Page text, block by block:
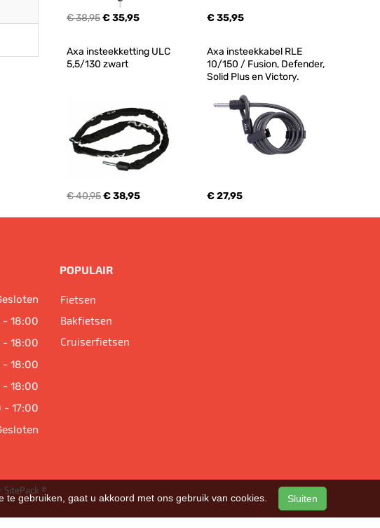
€ 38,95€ 35,95 € 35,95
Axa insteekketting ULC
5,5/130 zwart
€ 40,95€ 38,95
Axa insteekkabel RLE
10/150 / Fusion, Defender,
Solid Plus en Victory.
€ 27,95
18:00
18:00
18:00
18:00
- 17:00
POPULAIR
Fietsen
Bakfietsen
Cruiserfietsen
SitePack ®
te gebruiken, gaat u akkoord met ons gebruik van cookies. Sluiten